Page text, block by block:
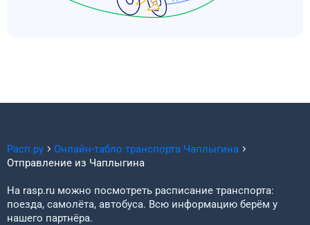
Расп.ру Онлайн-табло транспорта Чаплыгина
Отправление из Чаплыгина
На rasp.ru можно посмотреть расписание транспорта:
поезда, самолёта, автобуса. Всю информацию берём у
нашего партнёра.